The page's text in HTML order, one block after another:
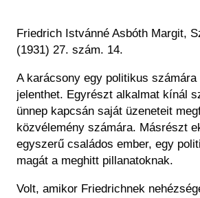
Friedrich Istvánné Asbóth Margit,
(1931) 27. szám. 14.
A karácsony egy politikus számára
jelenthet. Egyrészt alkalmat kínál
ünnep kapcsán saját üzeneteit
közvélemény számára. Másrészt
egyszerű családos ember, egy
magát a meghitt pillanatoknak.
Volt, amikor Friedrichnek